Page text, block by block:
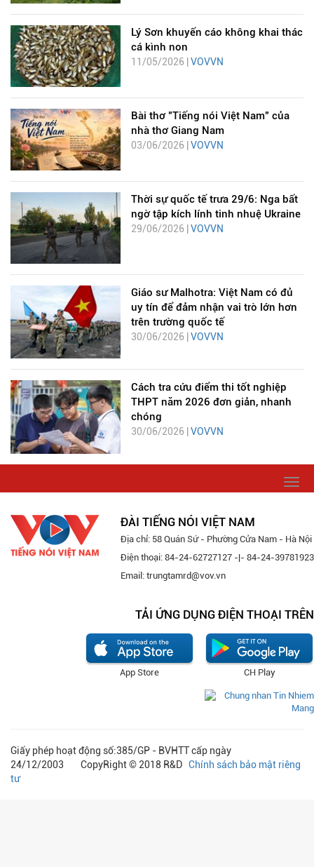
Lý Sơn khuyến cáo không khai thác
cá kình non
11/05/2026 | VOVVN
Bài thơ "Tiếng nói Việt Nam" của
nhà thơ Giang Nam
03/06/2026 | VOVVN
Thời sự quốc tế trưa 29/6: Nga bất
ngờ tập kích lính tinh nhuệ Ukraine
29/06/2026 | VOVVN
Giáo sư Malhotra: Việt Nam có đủ
uy tín để đảm nhận vai trò lớn hơn
trên trường quốc tế
30/06/2026 | VOVVN
Cách tra cứu điểm thi tốt nghiệp
THPT năm 2026 đơn giản, nhanh
chóng
30/06/2026 | VOVVN
ĐÀI TIẾNG NÓI VIỆT NAM
Địa chỉ: 58 Quán Sứ - Phường Cửa Nam - Hà Nội
Điện thoại: 84-24-62727127 -|- 84-24-39781923
Email: trungtamrd@vov.vn
TẢI ỨNG DỤNG ĐIỆN THOẠI TRÊN
CH Play
App Store
Giấy phép hoạt động số:385/GP - BVHTT cấp ngày
24/12/2003 CopyRight © 2018 R&D Chính sách bảo mật riêng
tư